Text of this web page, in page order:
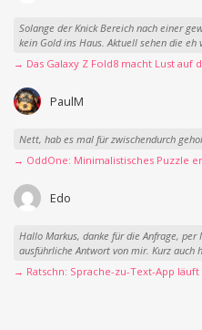
Solange der Knick Bereich nach einer
kein Gold ins Haus. Aktuell sehen die eh
→ Das Galaxy Z Fold8 macht Lust auf
PaulM
Nett, hab es mal für zwischendurch
→ OddOne: Minimalistisches Puzzle
Edo
Hallo Markus, danke für die Anfrage, per
ausführliche Antwort von mir. Kurz auch
→ Ratschn: Sprache-zu-Text-App